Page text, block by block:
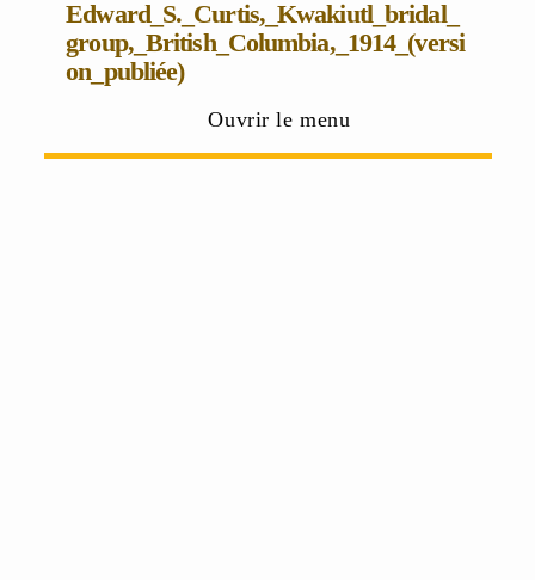
Edward_S._Curtis,_Kwakiutl_bridal_
group,_British_Columbia,_1914_(versi
on_publiée)
Ouvrir le menu